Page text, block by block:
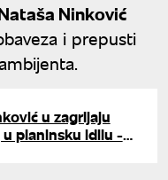
Ninković
i prepusti
u zagrljaju
u planinsku idilu -